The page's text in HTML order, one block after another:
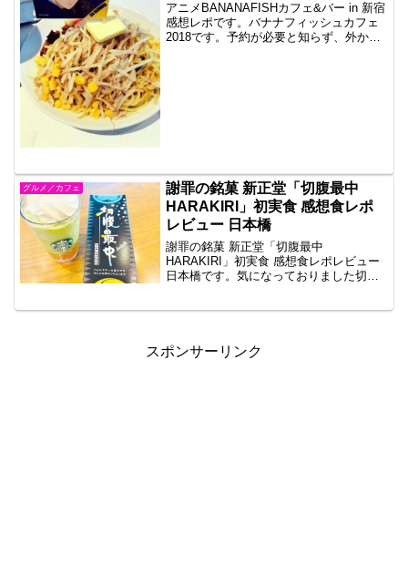
アニメBANANAFISHカフェ&バー in 新宿
感想レポです。バナナフィッシュカフェ
2018です。予約が必要と知らず、外から
グルメ／カフェ
謝罪の銘菓 新正堂「切腹最中
HARAKIRI」初実食 感想食レポ
レビュー 日本橋
謝罪の銘菓 新正堂「切腹最中
HARAKIRI」初実食 感想食レポレビュー
日本橋です。気になっておりました切腹
スポンサーリンク